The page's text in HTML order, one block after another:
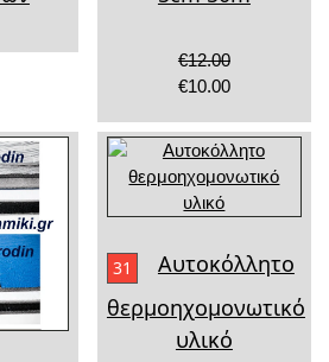
€12.00
€10.00
31
Αυτοκόλλητο
θερμοηχομονωτικό
υλικό